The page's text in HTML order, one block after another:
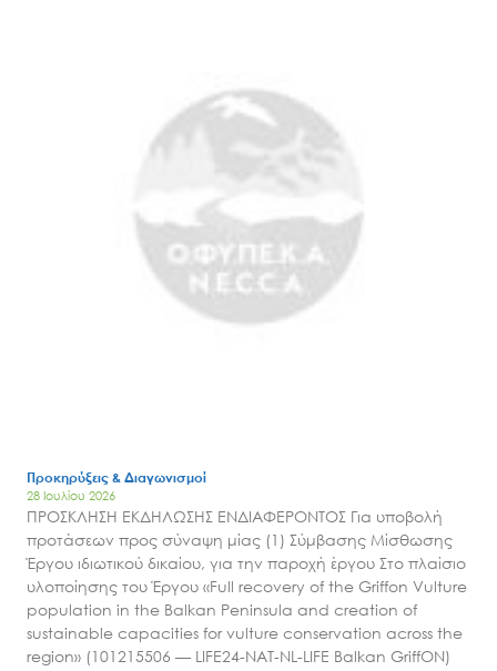
Προκηρύξεις & Διαγωνισμοί
28 Ιουλίου 2026
ΠΡΟΣΚΛΗΣΗ ΕΚΔΗΛΩΣΗΣ ΕΝΔΙΑΦΕΡΟΝΤΟΣ Για υποβολή
προτάσεων προς σύναψη μίας (1) Σύμβασης Μίσθωσης
Έργου ιδιωτικού δικαίου, για την παροχή έργου Στο πλαίσιο
υλοποίησης του Έργου «Full recovery of the Griffon Vulture
population in the Balkan Peninsula and creation of
sustainable capacities for vulture conservation across the
region» (101215506 — LIFE24-NAT-NL-LIFE Balkan GriffON)